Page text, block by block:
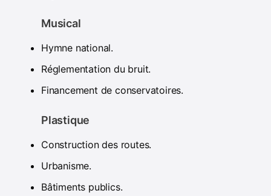
Musical
Hymne national.
Réglementation du bruit.
Financement de conservatoires.
Plastique
Construction des routes.
Urbanisme.
Bâtiments publics.